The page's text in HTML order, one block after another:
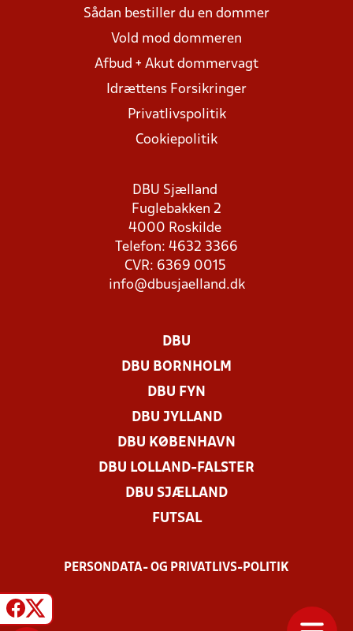
Sådan bestiller du en dommer
Vold mod dommeren
Afbud + Akut dommervagt
Idrættens Forsikringer
Privatlivspolitik
Cookiepolitik
DBU Sjælland
Fuglebakken 2
4000 Roskilde
Telefon: 4632 3366
CVR: 6369 0015
info@dbusjaelland.dk
DBU
DBU BORNHOLM
DBU FYN
DBU JYLLAND
DBU KØBENHAVN
DBU LOLLAND-FALSTER
DBU SJÆLLAND
FUTSAL
PERSONDATA- OG PRIVATLIVS-POLITIK